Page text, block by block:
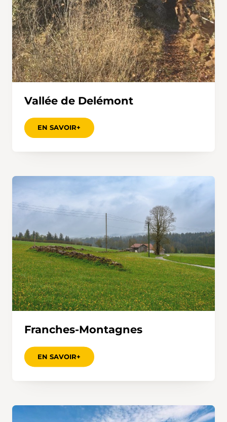
Vallée de Delémont
EN SAVOIR+
Franches-Montagnes
EN SAVOIR+